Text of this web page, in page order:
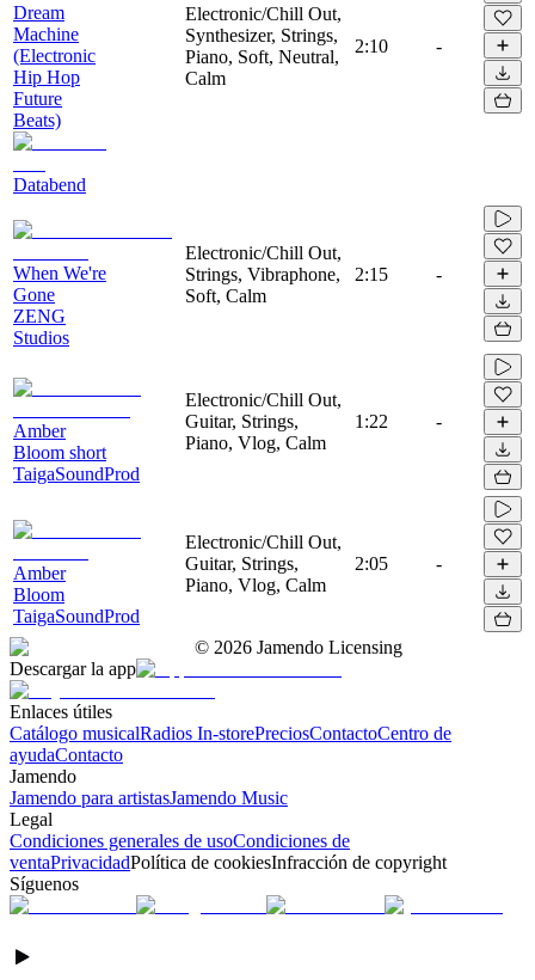
Dream
Machine
(Electronic
Hip Hop
Future
Beats)
Databend
Electronic/Chill Out,
Synthesizer, Strings,
Piano, Soft, Neutral,
Calm
2:10 -
When We're
Gone
ZENG
Studios
Electronic/Chill Out,
Strings, Vibraphone,
Soft, Calm
2:15 -
Amber
Bloom short
TaigaSoundProd
Electronic/Chill Out,
Guitar, Strings,
Piano, Vlog, Calm
1:22 -
Amber
Bloom
TaigaSoundProd
Electronic/Chill Out,
Guitar, Strings,
Piano, Vlog, Calm
2:05 -
© 2026 Jamendo Licensing
Descargar la app
Enlaces útiles
Catálogo musicalRadios In-storePreciosContactoCentro de
ayudaContacto
Jamendo
Jamendo para artistasJamendo Music
Legal
Condiciones generales de usoCondiciones de
ventaPrivacidadPolítica de cookiesInfracción de copyright
Síguenos